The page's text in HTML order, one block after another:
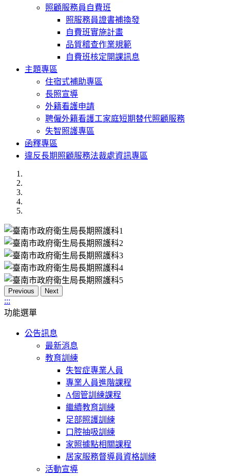
照顧服務員自費班
照服務員證書補換發
自費班實施計畫
品質稽查作業規範
自費班核定開課訊息
主題專區
住宿式補助專區
長照宣導
外籍看護申請
聘僱外籍看護工家庭短期替代照顧服務
失智照護專區
函釋專區
違反長期照顧服務法裁處資訊專區
Previous Next
:::
功能選單
公告訊息
最新消息
教育訓練
失智症專業人員
專業人員進階課程
A個管訓練課程
繼續教育訓練
足部照護訓練
口腔抽吸訓練
家照據點相關課程
居家服務督導員資格訓練
活動宣導